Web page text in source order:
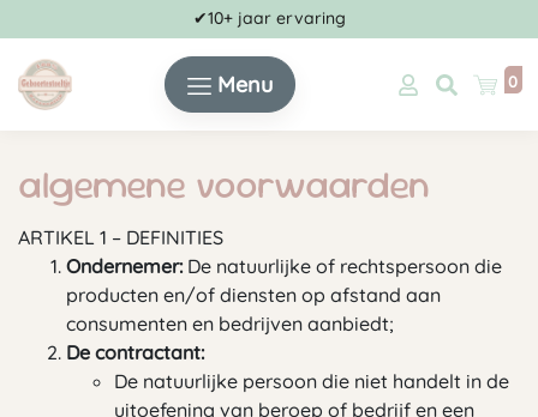
✔10+ jaar ervaring
Menu 0
algemene voorwaarden
ARTIKEL 1 – DEFINITIES
Ondernemer:De natuurlijke of rechtspersoon die
producten en/of diensten op afstand aan
consumenten en bedrijven aanbiedt;
De contractant:
De natuurlijke persoon die niet handelt in de
uitoefening van beroep of bedrijf en een